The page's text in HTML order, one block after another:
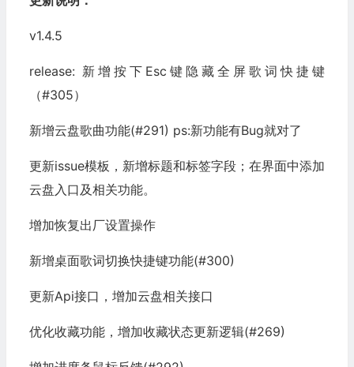
v1.4.5
release: 新增按下Esc键隐藏全屏歌词快捷键
（#305）
新增云盘歌曲功能(#291) ps:新功能有Bug就对了
更新issue模板，新增标题和标签字段；在界面中添加
云盘入口及相关功能。
增加恢复出厂设置操作
新增桌面歌词切换快捷键功能(#300)
更新Api接口，增加云盘相关接口
优化收藏功能，增加收藏状态更新逻辑(#269)